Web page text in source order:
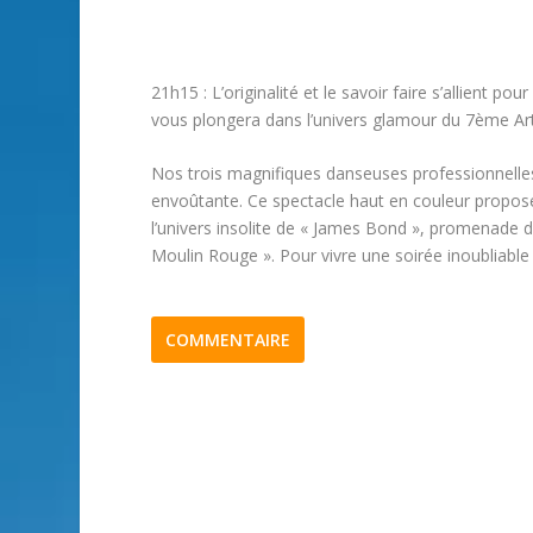
21h15 : L’originalité et le savoir faire s’allient
vous plongera dans l’univers glamour du 7ème
Nos trois magnifiques danseuses
envoûtante. Ce spectacle haut en couleur
l’univers insolite de « James Bond »,
Moulin Rouge ». Pour vivre une soirée
COMMENTAIRE